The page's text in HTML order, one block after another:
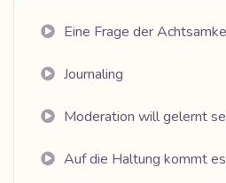
Eine Frage der
Journaling
Moderation will gelernt
Auf die Haltung kommt